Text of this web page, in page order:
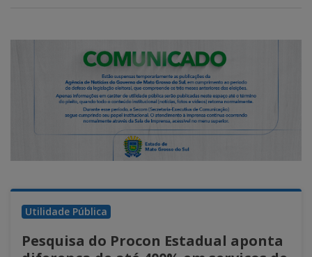
Utilidade Pública
Pesquisa do Procon Estadual aponta